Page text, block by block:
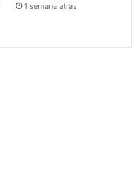
1 semana atrás